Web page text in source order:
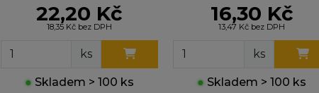
22,20 Kč
18,35 Kč bez DPH
ks
● Skladem > 100 ks
16,30 Kč
13,47 Kč bez DPH
ks
● Skladem > 100 ks